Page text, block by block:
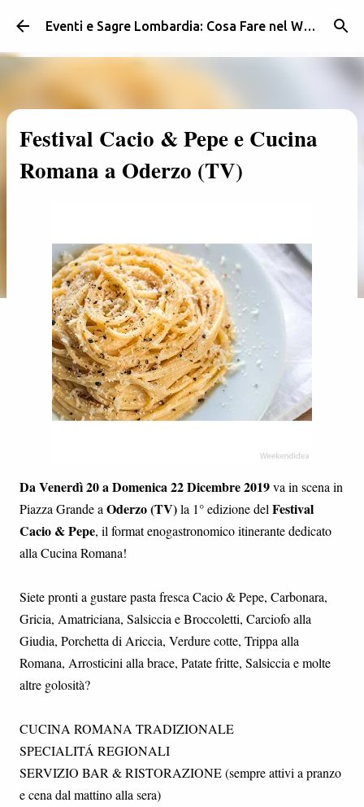
Passa ai contenuti principali Eventi e Sagre Lombardia: Cosa Fare nel Weekend | Weekendidea
Festival Cacio & Pepe e Cucina
Romana a Oderzo (TV)
Da Venerdì 20 a Domenica 22 Dicembre 2019va in scena in
Piazza Grande a Oderzo (TV)la 1° edizione del Festival
Cacio & Pepe, il format enogastronomico itinerante dedicato
alla Cucina Romana!
Siete pronti a gustare pasta fresca Cacio & Pepe, Carbonara,
Gricia, Amatriciana, Salsiccia e Broccoletti, Carciofo alla
Giudia, Porchetta di Ariccia, Verdure cotte, Trippa alla
Romana, Arrosticini alla brace, Patate fritte, Salsiccia e molte
altre golosità?
CUCINA ROMANA TRADIZIONALE
SPECIALITÁ REGIONALI
SERVIZIO BAR & RISTORAZIONE (sempre attivi a pranzo
e cena dal mattino alla sera)